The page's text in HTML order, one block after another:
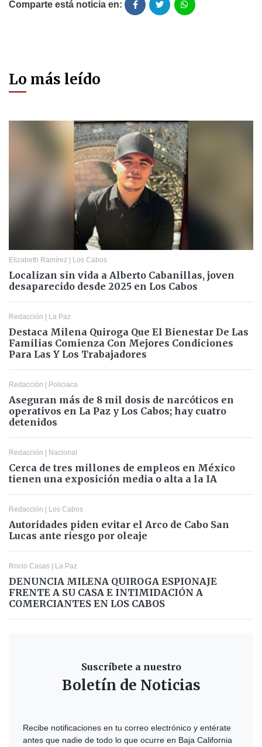
Comparte está noticia en:
Lo más leído
Elizabeth Ramírez Los Cabos
Localizan sin vida a Alberto Cabanillas, joven
desaparecido desde 2025 en Los Cabos
Redacción La Paz
Destaca Milena Quiroga Que El Bienestar De Las
Familias Comienza Con Mejores Condiciones
Para Las Y Los Trabajadores
Redacción Policiaca
Aseguran más de 8 mil dosis de narcóticos en
operativos en La Paz y Los Cabos; hay cuatro
detenidos
Redacción Nacional
Cerca de tres millones de empleos en México
tienen una exposición media o alta a la IA
Redacción Los Cabos
Autoridades piden evitar el Arco de Cabo San
Lucas ante riesgo por oleaje
Rocio Casas La Paz
DENUNCIA MILENA QUIROGA ESPIONAJE
FRENTE A SU CASA E INTIMIDACIÓN A
COMERCIANTES EN LOS CABOS
Suscríbete a nuestro
Boletín de Noticias
Recibe notificaciones en tu correo electrónico y entérate
antes que nadie de todo lo que ocurre en Baja California